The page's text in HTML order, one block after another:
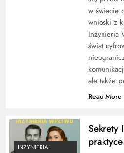
w świecie
wnioski z
Inżynieria
świat
ale także
Read More
INŻYNIERIA
Sekrety
praktyce